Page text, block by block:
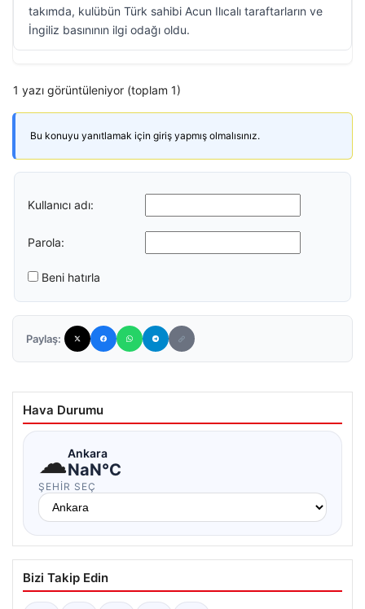
takımda, kulübün Türk sahibi Acun Ilıcalı taraftarların ve
İngiliz basınının ilgi odağı oldu.
1 yazı görüntüleniyor (toplam 1)
Bu konuyu yanıtlamak için giriş yapmış olmalısınız.
Kullanıcı adı:
Parola:
Beni hatırla
Paylaş:
Hava Durumu
☁Ankara
NaN°C
ŞEHIR SEÇ
Bizi Takip Edin